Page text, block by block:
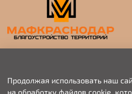
Продолжая использовать наш
на обработку файлов cookie,